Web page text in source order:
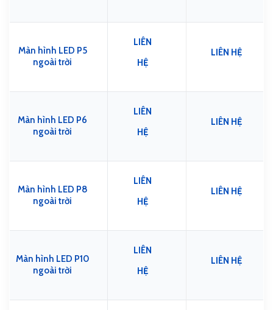
Màn hình LED P5
ngoài trời
LIÊN
HỆ
LIÊN HỆ
Màn hình LED P6
ngoài trời
LIÊN
HỆ
LIÊN HỆ
Màn hình LED P8
ngoài trời
LIÊN
HỆ
LIÊN HỆ
Màn hình LED P10
ngoài trời
LIÊN
HỆ
LIÊN HỆ